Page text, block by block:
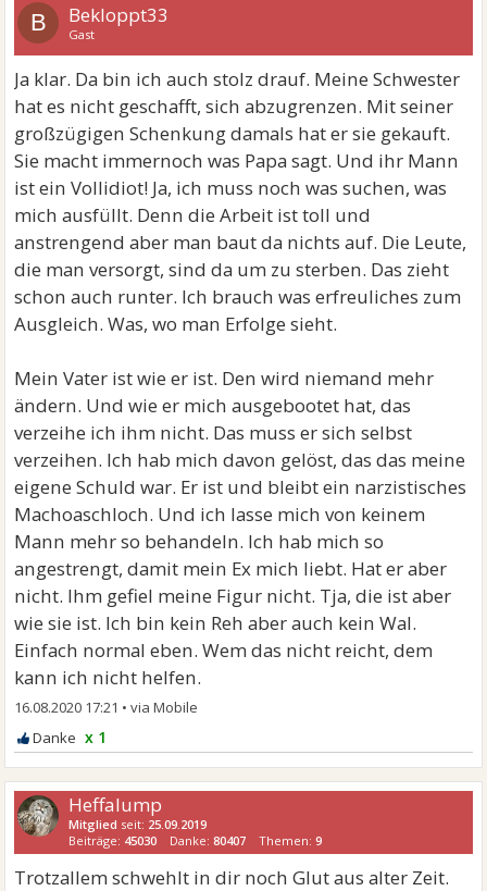
B Bekloppt33
Gast
Ja klar. Da bin ich auch stolz drauf. Meine Schwester
hat es nicht geschafft, sich abzugrenzen. Mit seiner
großzügigen Schenkung damals hat er sie gekauft.
Sie macht immernoch was Papa sagt. Und ihr Mann
ist ein Vollidiot! Ja, ich muss noch was suchen, was
mich ausfüllt. Denn die Arbeit ist toll und
anstrengend aber man baut da nichts auf. Die Leute,
die man versorgt, sind da um zu sterben. Das zieht
schon auch runter. Ich brauch was erfreuliches zum
Ausgleich. Was, wo man Erfolge sieht.
Mein Vater ist wie er ist. Den wird niemand mehr
ändern. Und wie er mich ausgebootet hat, das
verzeihe ich ihm nicht. Das muss er sich selbst
verzeihen. Ich hab mich davon gelöst, das das meine
eigene Schuld war. Er ist und bleibt ein narzistisches
Machoaschloch. Und ich lasse mich von keinem
Mann mehr so behandeln. Ich hab mich so
angestrengt, damit mein Ex mich liebt. Hat er aber
nicht. Ihm gefiel meine Figur nicht. Tja, die ist aber
wie sie ist. Ich bin kein Reh aber auch kein Wal.
Einfach normal eben. Wem das nicht reicht, dem
kann ich nicht helfen.
16.08.2020 17:21 •
x 1
Heffalump
Mitglied seit: 25.09.2019
Beiträge: 45030 Danke:80407 Themen:9
Trotzallem schwehlt in dir noch Glut aus alter Zeit.